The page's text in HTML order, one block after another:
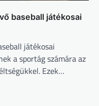
baseball játékosai
játékosai
a sportág számára az
Ezek…